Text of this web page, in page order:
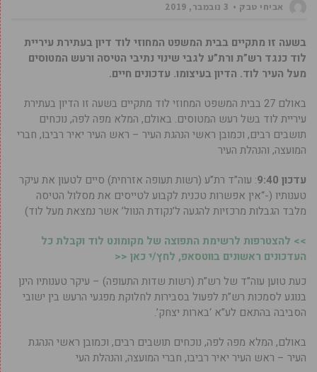
אביחי טבק 3 נובמבר, 2019
בשעה זו מתקיים בבית המשפט המחוזי לוד דיון בעתירת עיריית
לוד כנגד רש”ת ורת”ע לגבי שינוי נתיבי הטיסה ורעש המטוסים
מעל העיר לוד. הדיון בעיצומו. עדכונים חיים.
באולם 27 בבית המשפט המחוזי לוד מתקיים בשעה זו הדיון בעתירת
עיריית לוד בשל רעש המטוסים. באולם, המלא מפה לפה, נוכחים
תושבים רבים, וכמובן ראשי הנהגת העיר – ראש העיר יאיר רביבו, חברי
המועצה, והנהלת העיר
עדכון 9:40
: עוה”ד רת”ע (רשות תעופה אזרחית) סיים לטעון את עיקר
טענותיו (-“אין אפשרות טכנית לקבוע לטייסים את מסלול הטיסה
מלבד הגבלות מרכזיות להגעה ל’נקודת הנוול’ אשר נמצאת מעל לוד)
>> להצטרפות לרשימת התפוצה של מקומונט לוד וקבלת כל
העדכונים ראשונים בווטסאפ, לחץ/י כאן <<
כעת טוען עוה”ד של רש”ת (רשות שדות התעופה) – עיקר טענותיו הינן
בנוגע לסמכות רש”ת לפעול בסבירות לחלוקת מפגעי הרעש בין ישובי
הסביבה בהתאם לע”א ‘בארות יצחק’.
באולם, המלא מפה לפה, נוכחים תושבים רבים, וכמובן ראשי הנהגת
העיר – ראש העיר יאיר רביבו, חברי המועצה, והנהלת העי